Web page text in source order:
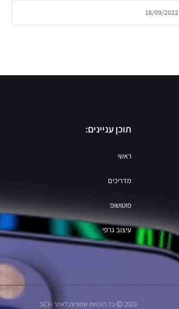
18/09/2022
תוכן עניינים:
ראשי
מדריכים
פוטושופ
עיצוב גרפי
Ⓒ 2019 כל הזכויות שמורות לאתר SCH